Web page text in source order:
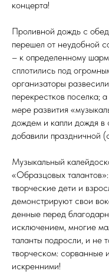
концерта!
Проливной дождь с
перешел от неудобной
– к определенному
сплотились под
организаторы
перекрестков поселка;
мере развития
дождем и капли дождя в
добавили праздничной
Музыкальный
«Образцовых
творческие дети и
демонстрируют свои
денные перед
исключением, многие
таланты подросли, и не
творческом: сорванные
искренними!